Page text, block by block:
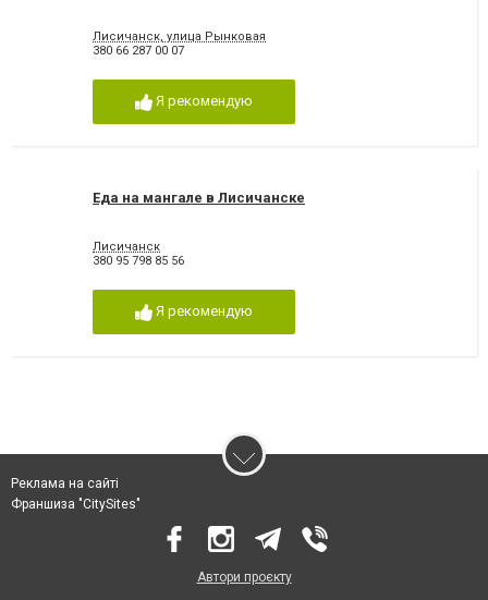
Лисичанск, улица Рынковая
380 66 287 00 07
Я рекомендую
Еда на мангале в Лисичанске
Лисичанск
380 95 798 85 56
Я рекомендую
Реклама на сайті
Франшиза "CitySites"
Автори проєкту